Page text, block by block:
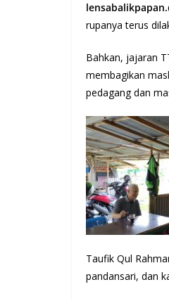
rupanya terus
Bahkan, jajaran
membagikan
pedagang dan
Taufik Qul
pandansari, dan